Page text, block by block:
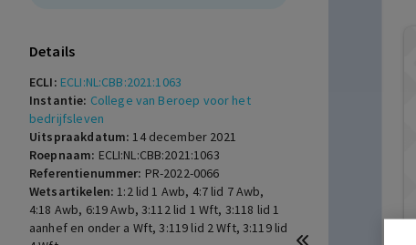
Details
ECLI: ECLI:NL:CBB:2021:1063
Instantie: College van Beroep voor het
bedrijfsleven
Uitspraakdatum:14 december 2021
Roepnaam: ECLI:NL:CBB:2021:1063
Referentienummer: PR-2022-0066
Wetsartikelen:1:2 lid 1 Awb, 4:7 lid 7 Awb,
4:18 Awb, 6:19 Awb,3:112 lid 1 Wft, 3:118 lid 1
aanhef en onder a Wft,3:119 lid 2 Wft,3:119 lid